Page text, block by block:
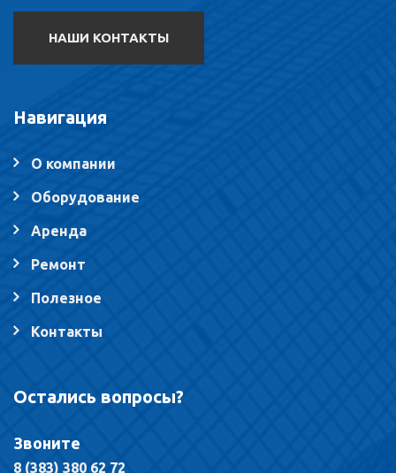
НАШИ КОНТАКТЫ
Навигация
О компании
Оборудование
Аренда
Ремонт
Полезное
Контакты
Остались вопросы?
Звоните
8 (383) 380 62 72